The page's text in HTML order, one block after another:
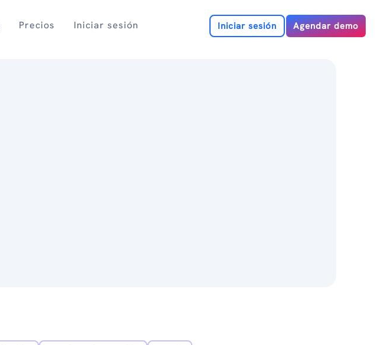
Precios Iniciar sesión Iniciar sesión Agendar demo